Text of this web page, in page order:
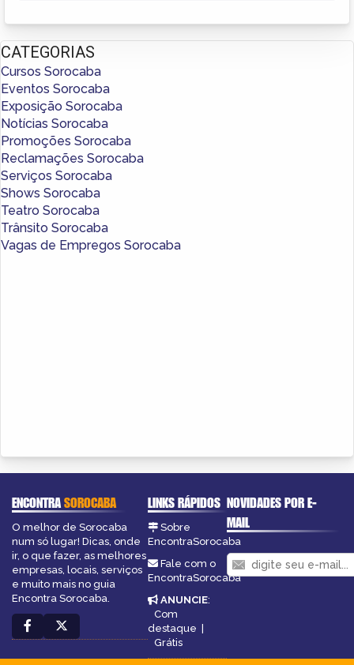
CATEGORIAS
Cursos Sorocaba
Eventos Sorocaba
Exposição Sorocaba
Notícias Sorocaba
Promoções Sorocaba
Reclamações Sorocaba
Serviços Sorocaba
Shows Sorocaba
Teatro Sorocaba
Trânsito Sorocaba
Vagas de Empregos Sorocaba
ENCONTRASOROCABA
O melhor de Sorocaba
num só lugar! Dicas, onde
ir, o que fazer, as melhores
empresas, locais, serviços
e muito mais no guia
Encontra Sorocaba.
LINKS RÁPIDOS
Sobre
EncontraSorocaba
Fale com o
EncontraSorocaba
ANUNCIE:
Com
destaque
Grátis
NOVIDADES POR E-
MAIL